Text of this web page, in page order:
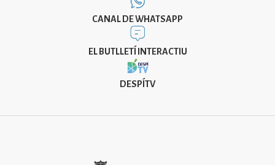
CANAL DE WHATSAPP
EL BUTLLETÍ INTERACTIU
DESPÍTV